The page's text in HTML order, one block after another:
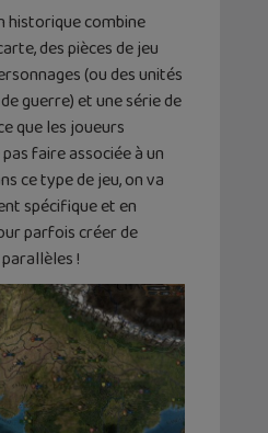
historique combine
des pièces de jeu
(ou des unités
guerre) et une série de
que les joueurs
faire associée à un
ce type de jeu, on va
spécifique et en
parfois créer de
!